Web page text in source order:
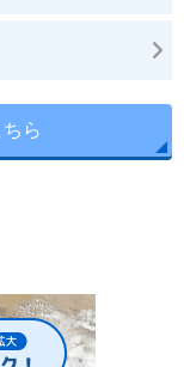
ら